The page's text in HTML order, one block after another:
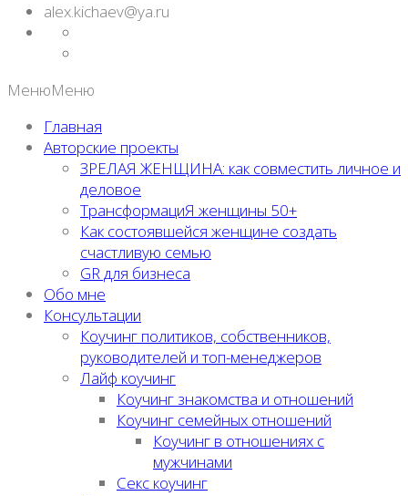
alex.kichaev@ya.ru
МенюМеню
Главная
Авторские проекты
ЗРЕЛАЯ ЖЕНЩИНА: как совместить личное и
деловое
ТрансформациЯ женщины 50+
Как состоявшейся женщине создать
счастливую семью
GR для бизнеса
Обо мне
Консультации
Коучинг политиков, собственников,
руководителей и топ-менеджеров
Лайф коучинг
Коучинг знакомства и отношений
Коучинг семейных отношений
Коучинг в отношениях с
мужчинами
Секс коучинг